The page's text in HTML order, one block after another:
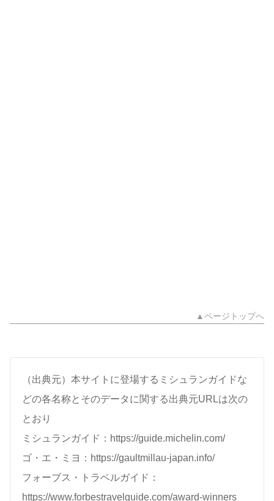
▲ページトップへ
（出典元）本サイトに登場するミシュランガイドな
どの各名称とそのデータに関する出典元URLは次の
とおり
ミシュランガイド：https://guide.michelin.com/
ゴ・エ・ミヨ：https://gaultmillau-japan.info/
フォーブス・トラベルガイド：
https://www.forbestravelguide.com/award-winners